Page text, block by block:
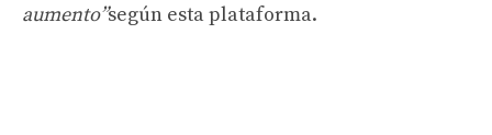
aumento”según esta plataforma.